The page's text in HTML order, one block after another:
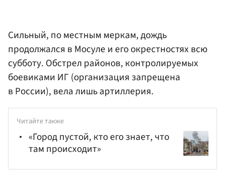
Сильный, по местным меркам, дождь
продолжался в Мосуле и его окрестностях всю
субботу. Обстрел районов, контролируемых
боевиками ИГ (организация запрещена
в России), вела лишь артиллерия.
Читайте также
«Город пустой, кто его знает, что
там происходит»